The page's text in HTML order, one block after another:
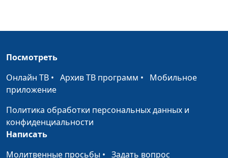
Василий Ничик,
Разговор с Богом
Василий Ничик,
Быть христианином
Александр Шатан,
Христианские шаблоны Александр Шатан,
Посмотреть
Онлайн ТВ • Архив ТВ программ • Мобильное
приложение
Политика обработки персональных данных и
конфиденциальности
Написать
Молитвенные просьбы • Задать вопрос